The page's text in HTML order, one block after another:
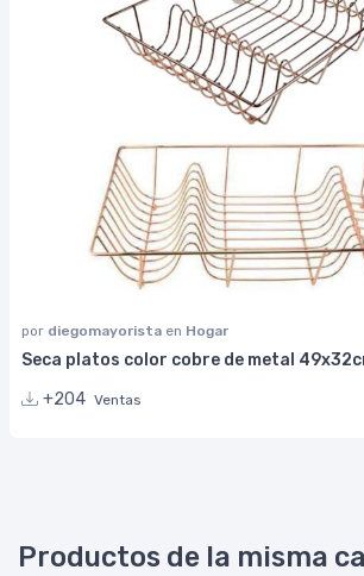
por diegomayorista en Hogar
Seca platos color cobre de metal
+204 Ventas
Productos de la misma